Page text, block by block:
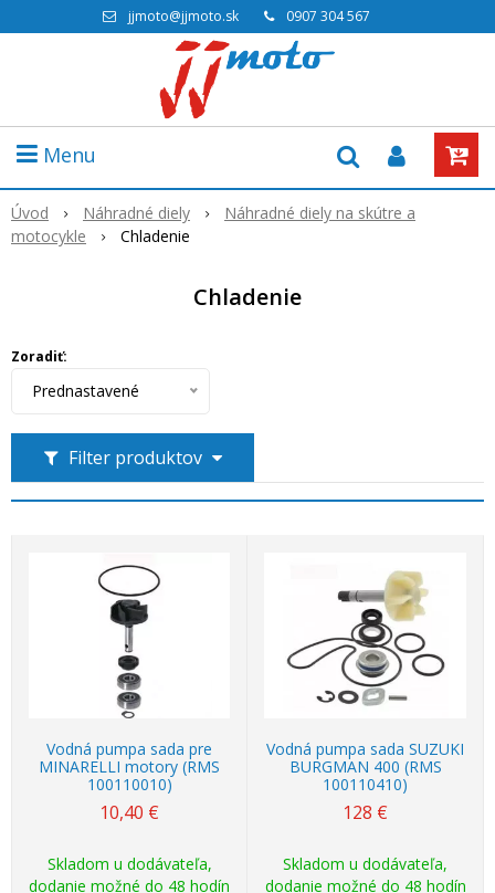
jjmoto@jjmoto.sk 0907 304 567
Menu
Úvod Náhradné diely
Náhradné diely na skútre a
motocykle
Chladenie
Chladenie
Filter produktov
Zoradiť:
Prednastavené
Vodná pumpa sada pre
MINARELLI motory (RMS
100110010)
10,40 €
Skladom u dodávateľa,
dodanie možné do 48 hodín
Vodná pumpa sada SUZUKI
BURGMAN 400 (RMS
100110410)
128 €
Skladom u dodávateľa,
dodanie možné do 48 hodín